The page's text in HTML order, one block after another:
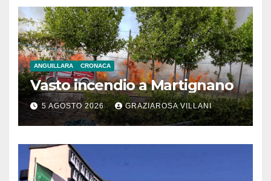
ANGUILLARA CRONACA
Vasto incendio a Martignano
5 AGOSTO 2026 GRAZIAROSA VILLANI